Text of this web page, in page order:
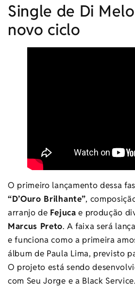
Single de Di
novo ciclo
O primeiro lançamento dessa
“D’Ouro Brilhante”,
arranjo de Fejuca e produção
Marcus Preto. A faixa será
e funciona como a primeira
álbum de Paula Lima, previsto
O projeto está sendo
com Seu Jorge e a Black Service.